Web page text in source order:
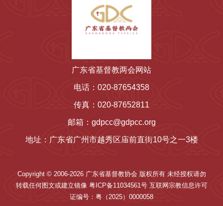
广东省基督教两会网站
电话：020-87654358
传真：020-87652811
邮箱：gdpcc@gdpcc.org
地址：广东省广州市越秀区庙前直街10号之一3楼
Copyright © 2006-2026 广东省基督教协会 版权所有 未经授权请勿
转载任何图文或建立镜像 粤ICP备11034561号 互联网宗教信息许可
证编号：粤（2025）0000058